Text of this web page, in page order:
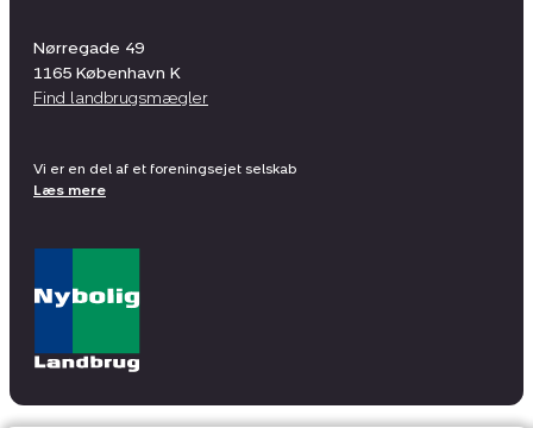
Nørregade 49
1165 København K
Find landbrugsmægler
Vi er en del af et foreningsejet selskab
Læs mere